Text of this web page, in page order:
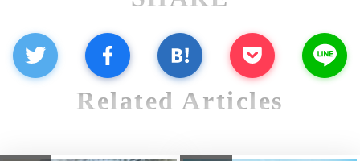
Related Articles